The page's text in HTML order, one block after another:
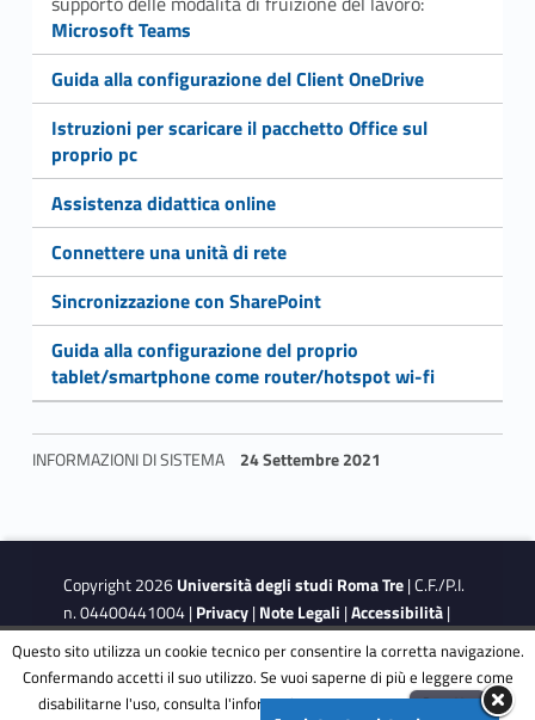
Microsoft Teams
Link identifier #identifier__91076-19
Guida alla configurazione del Client OneDrive
Link identifier #identifier__39293-20
Istruzioni per scaricare il pacchetto Office sul
proprio pc
Link identifier #identifier__29027-21
Assistenza didattica online
Link identifier #identifier__89335-22
Connettere una unità di rete
Link identifier #identifier__154816-23
Sincronizzazione con SharePoint
Link identifier #identifier__32832-24
Guida alla configurazione del proprio
tablet/smartphone come router/hotspot wi-fi
INFORMAZIONI DI SISTEMA 24 Settembre 2021
Copyright 2026Università degli studi Roma Tre| C.F./P.I.
n. 04400441004 |Privacy|Note Legali |Accessibilità|
Obiettivi di accessibilità
| Dichiarazione di accessibilità
This site is protected by reCAPTCHA and the GooglePrivacy
Questo sito utilizza un cookie tecnico per consentire la corretta navigazione.
Confermando accetti il suo utilizzo. Se vuoi saperne di più e leggere come
disabilitarne l'uso, consulta l'informativa estesa.ENG Accetta